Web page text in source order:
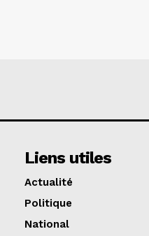
Liens utiles
Actualité
Politique
National